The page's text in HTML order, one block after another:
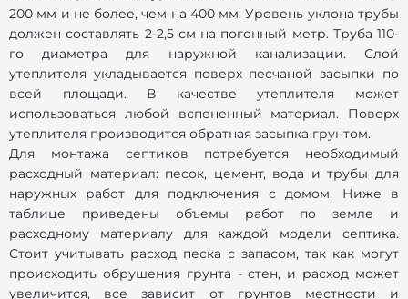
200 мм и не более, чем на 400 мм. Уровень уклона трубы
должен составлять 2-2,5 см на погонный метр. Труба 110-
го диаметра для наружной канализации. Слой
утеплителя укладывается поверх песчаной засыпки по
всей площади. В качестве утеплителя может
использоваться любой вспененный материал. Поверх
утеплителя производится обратная засыпка грунтом.
Для монтажа септиков потребуется необходимый
расходный материал: песок, цемент, вода и трубы для
наружных работ для подключения с домом. Ниже в
таблице приведены объемы работ по земле и
расходному материалу для каждой модели септика.
Стоит учитывать расход песка с запасом, так как могут
происходить обрушения грунта - стен, и расход может
увеличится, все зависит от грунтов местности и